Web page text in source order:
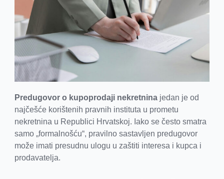
Predugovor o kupoprodaji nekretninajedan je od
najčešće korištenih pravnih instituta u prometu
nekretnina u Republici Hrvatskoj. Iako se često smatra
samo „formalnošću“, pravilno sastavljen predugovor
može imati presudnu ulogu u zaštiti interesa i kupca i
prodavatelja.